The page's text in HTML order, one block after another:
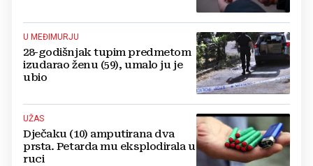
U MEĐIMURJU
28-godišnjak tupim predmetom
izudarao ženu (59), umalo ju je
ubio
UŽAS
Dječaku (10) amputirana dva
prsta. Petarda mu eksplodirala u
ruci